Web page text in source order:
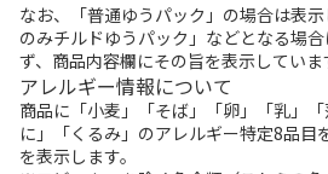
なお、「普通ゆうパック」の場合は表
のみチルドゆうパック」などとなる場
ず、商品内容欄にその旨を表示していま
アレルギー情報について
商品に「小麦」「そば」「卵」「乳」
に」「くるみ」のアレルギー特定8品目
を表示します。